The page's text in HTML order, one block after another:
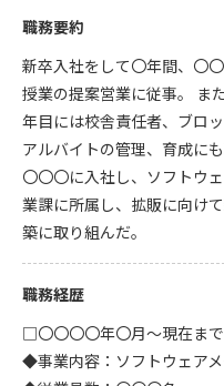
職務要約
新卒入社をして〇年間、〇
授業の提案営業に従事。 ま
年目には校舎責任者、ブロ
アルバイトの管理、育成に
〇〇〇に入社し、ソフトウ
業課に所属し、拡販に向け
築に取り組んだ。
職務経歴
□〇〇〇〇年〇月～現在ま
◆事業内容：ソフトウェア